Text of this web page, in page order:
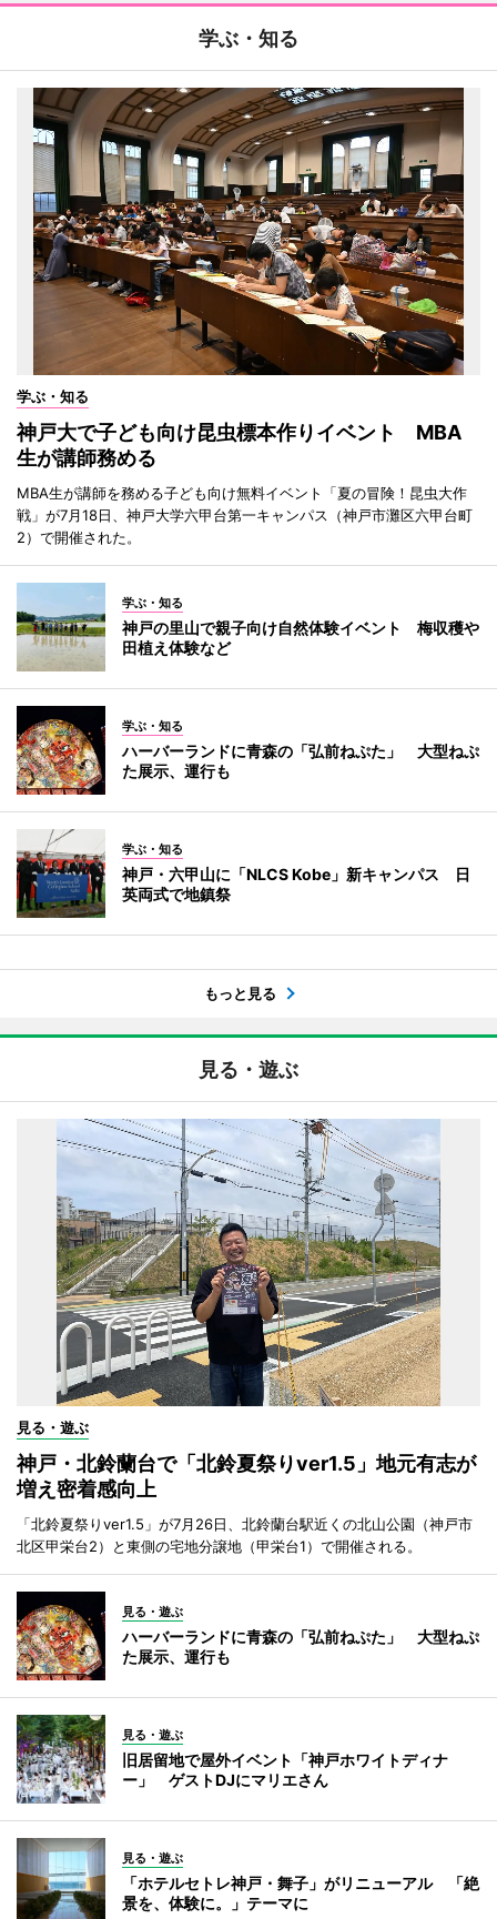
学ぶ・知る
学ぶ・知る
神戸大で子ども向け昆虫標本作りイベント MBA
生が講師務める
MBA生が講師を務める子ども向け無料イベント「夏の冒険！昆虫大作
戦」が7月18日、神戸大学六甲台第一キャンパス（神戸市灘区六甲台町
2）で開催された。
学ぶ・知る
神戸の里山で親子向け自然体験イベント 梅収穫や
田植え体験など
学ぶ・知る
ハーバーランドに青森の「弘前ねぷた」 大型ねぷ
た展示、運行も
学ぶ・知る
神戸・六甲山に「NLCS Kobe」新キャンパス 日
英両式で地鎮祭
もっと見る
見る・遊ぶ
見る・遊ぶ
神戸・北鈴蘭台で「北鈴夏祭りver1.5」地元有志が
増え密着感向上
「北鈴夏祭りver1.5」が7月26日、北鈴蘭台駅近くの北山公園（神戸市
北区甲栄台2）と東側の宅地分譲地（甲栄台1）で開催される。
見る・遊ぶ
ハーバーランドに青森の「弘前ねぷた」 大型ねぷ
た展示、運行も
見る・遊ぶ
旧居留地で屋外イベント「神戸ホワイトディナ
ー」 ゲストDJにマリエさん
見る・遊ぶ
「ホテルセトレ神戸・舞子」がリニューアル 「絶
景を、体験に。」テーマに